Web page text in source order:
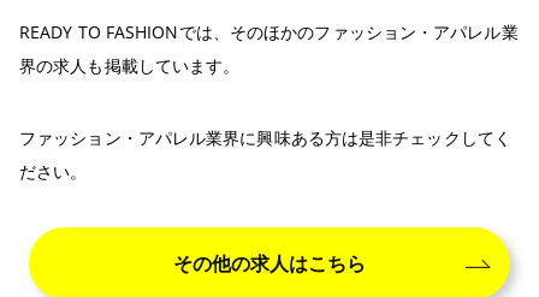
READY TO FASHIONでは、そのほかのファッション・アパレル業
界の求人も掲載しています。
ファッション・アパレル業界に興味ある方は是非チェックしてく
ださい。
その他の求人はこちら